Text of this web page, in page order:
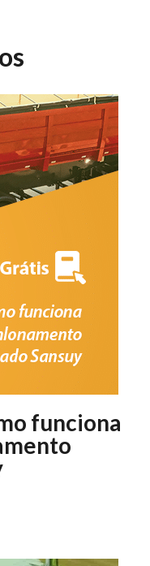
funciona